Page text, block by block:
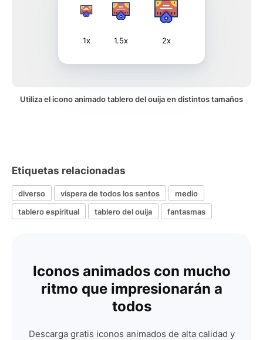
1x 1.5x 2x
Utiliza el icono animado tablero del ouija en distintos tamaños
Etiquetas relacionadas
diverso víspera de todos los santos
medio
tablero espiritual
tablero del ouija fantasmas
Iconos animados con mucho
ritmo que impresionarán a
todos
Descarga gratis iconos animados de alta calidad y